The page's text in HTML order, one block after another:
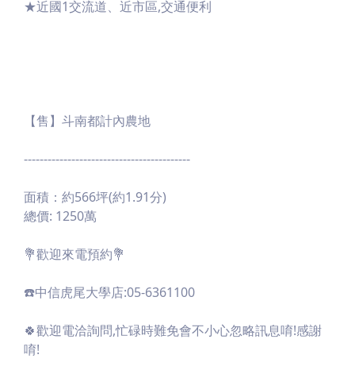
★近國1交流道、近市區,交通便利
【售】斗南都計內農地
------------------------------------------
面積：約566坪(約1.91分)
總價: 1250萬
💐歡迎來電預約💐
☎️中信虎尾大學店:05-6361100
🍀歡迎電洽詢問,忙碌時難免會不小心忽略訊息唷!感謝
唷!